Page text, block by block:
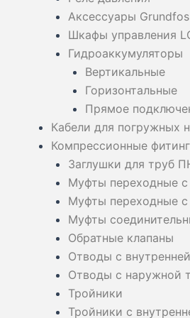
Аксессуары Grundfos
Шкафы управления
Гидроаккумуляторы
Вертикальные
Горизонтальные
Прямое
Кабели для погружных
Компрессионные
Заглушки для труб
Муфты переходные с
Муфты переходные
Муфты
Обратные клапаны
Отводы с
Отводы с наружной
Тройники
Тройники с